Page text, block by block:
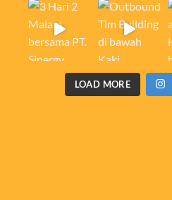
LOAD MORE